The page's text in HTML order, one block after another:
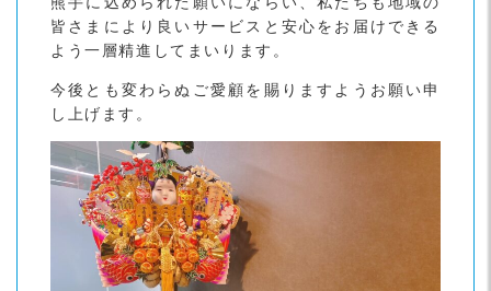
皆さまにより良いサービスと安心をお届けできる
よう一層精進してまいります。
今後とも変わらぬご愛顧を賜りますようお願い申
し上げます。